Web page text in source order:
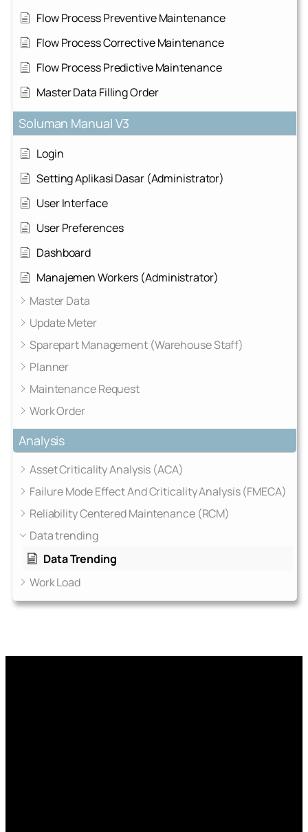
Flow Process Preventive Maintenance
Flow Process Corrective Maintenance
Flow Process Predictive Maintenance
Master Data Filling Order
Soluman Manual V3
Login
Setting Aplikasi Dasar (Administrator)
User Interface
User Preferences
Dashboard
Manajemen Workers (Administrator)
Master Data
Update Meter
Sparepart Management (Warehouse Staff)
Planner
Maintenance Request
Work Order
Analysis
Asset Criticality Analysis (ACA)
Failure Mode Effect And Criticality Analysis (FMECA)
Reliability Centered Maintenance (RCM)
Data trending
Data Trending
Work Load